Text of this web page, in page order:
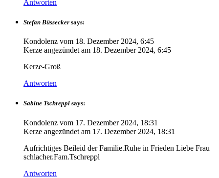
Antworten
Stefan Büssecker says:
Kondolenz vom 18. Dezember 2024, 6:45
Kerze angezündet am 18. Dezember 2024, 6:45
Kerze-Groß
Antworten
Sabine Tschreppl says:
Kondolenz vom 17. Dezember 2024, 18:31
Kerze angezündet am 17. Dezember 2024, 18:31
Aufrichtiges Beileid der Familie.Ruhe in Frieden Liebe Frau
schlacher.Fam.Tschreppl
Antworten